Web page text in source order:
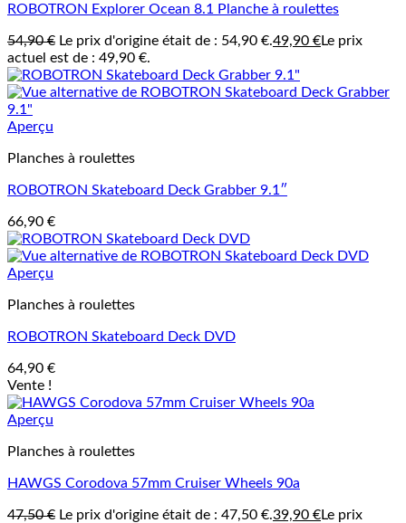
ROBOTRON Explorer Ocean 8.1 Planche à roulettes
54,90€ Le prix d'origine était de : 54,90 €.49,90 €Le prix
actuel est de : 49,90 €.
Aperçu
Planches à roulettes
ROBOTRON Skateboard Deck Grabber 9.1″
66,90 €
Aperçu
Planches à roulettes
ROBOTRON Skateboard Deck DVD
64,90 €
Vente !
Aperçu
Planches à roulettes
HAWGS Corodova 57mm Cruiser Wheels 90a
47,50€ Le prix d'origine était de : 47,50 €.39,90 €Le prix